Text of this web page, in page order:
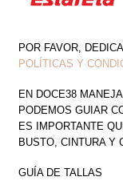
POR FAVOR,
POLÍTICAS Y
EN DOCE38
PODEMOS GUIAR
ES IMPORTANTE
BUSTO, CINTURA Y
GUÍA DE TALLAS